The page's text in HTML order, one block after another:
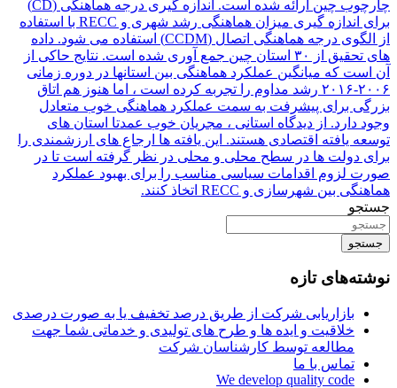
چارچوب چین ارائه شده است. اندازه گیری درجه هماهنگی (CD)
برای اندازه گیری میزان هماهنگی رشد شهری و RECC با استفاده
از الگوی درجه هماهنگی اتصال (CCDM) استفاده می شود. داده
های تحقیق از ۳۰ استان چین جمع آوری شده است. نتایج حاکی از
آن است که میانگین عملکرد هماهنگی بین استانها در دوره زمانی
۲۰۰۶-۲۰۱۶ رشد مداوم را تجربه کرده است ، اما هنوز هم اتاق
بزرگی برای پیشرفت به سمت عملکرد هماهنگی خوب متعادل
وجود دارد. از دیدگاه استانی ، مجریان خوب عمدتا استان های
توسعه یافته اقتصادی هستند. این یافته ها ارجاع های ارزشمندی را
برای دولت ها در سطح محلی و محلی در نظر گرفته است تا در
صورت لزوم اقدامات سیاسی مناسب را برای بهبود عملکرد
هماهنگی بین شهرسازی و RECC اتخاذ کنند.
جستجو
جستجو
نوشته‌های تازه
بازاریابی شرکت از طریق درصد تخفیف یا به صورت درصدی
خلاقیت و ایده ها و طرح های تولیدی و خدماتی شما جهت
مطالعه توسط کارشناسان شرکت
تماس با ما
We develop quality code